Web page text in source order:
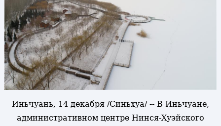
Иньчуань, 14 декабря /Синьхуа/ -- В Иньчуане,
административном центре Нинся-Хуэйского